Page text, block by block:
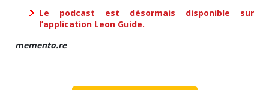
Le podcast est désormais disponible sur
l’application Leon Guide.
memento.re